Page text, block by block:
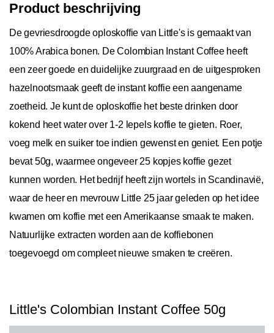
Product beschrijving
De gevriesdroogde oploskoffie van Little's is gemaakt van
100% Arabica bonen. De Colombian Instant Coffee heeft
een zeer goede en duidelijke zuurgraad en de uitgesproken
hazelnootsmaak geeft de instant koffie een aangename
zoetheid. Je kunt de oploskoffie het beste drinken door
kokend heet water over 1-2 lepels koffie te gieten. Roer,
voeg melk en suiker toe indien gewenst en geniet. Een potje
bevat 50g, waarmee ongeveer 25 kopjes koffie gezet
kunnen worden. Het bedrijf heeft zijn wortels in Scandinavië,
waar de heer en mevrouw Little 25 jaar geleden op het idee
kwamen om koffie met een Amerikaanse smaak te maken.
Natuurlijke extracten worden aan de koffiebonen
toegevoegd om compleet nieuwe smaken te creëren.
Little's Colombian Instant Coffee 50g